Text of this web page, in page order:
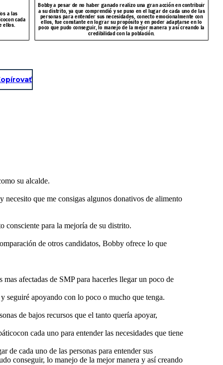
a las
cada
ellos.
Bobby a pesar de no haber ganado realizo una gran acción en contribuir
a su distrito, ya que comprendió y se puso en el lugar de cada uno de las
personas para entender sus necesidades, conecto emocionalmente con
ellos, fue constante en lograr su propósito y en poder adaptarse en lo
poco que pudo conseguir, lo manejo de la mejor manera y así creando la
credibilidad con la población.
su alcalde.
que me consigas algunos donativos de alimento
consciente para la mejoría de su distrito.
de otros candidatos, Bobby ofrece lo que
afectadas de SMP para hacerles llegar un poco de
seguiré apoyando con lo poco o mucho que tenga.
de bajos recursos que el tanto quería apoyar,
cada uno para entender las necesidades que tiene
de cada uno de las personas para entender sus
conseguir, lo manejo de la mejor manera y así creando